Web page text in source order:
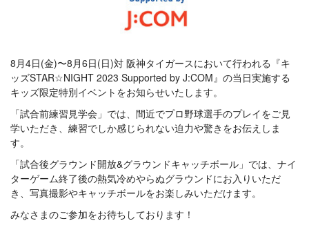
8月4日(金)〜8月6日(日)対 阪神タイガースにおいて行われる『キ
ッズSTAR☆NIGHT 2023 Supported by J:COM』の当日実施する
キッズ限定特別イベントをお知らせいたします。
「試合前練習見学会」では、間近でプロ野球選手のプレイをご見
学いただき、練習でしか感じられない迫力や驚きをお伝えしま
す。
「試合後グラウンド開放&グラウンドキャッチボール」では、ナイ
ターゲーム終了後の熱気冷めやらぬグラウンドにお入りいただ
き、写真撮影やキャッチボールをお楽しみいただけます。
みなさまのご参加をお待ちしております！